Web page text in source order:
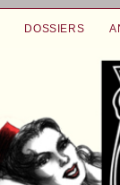
DOSSIERS